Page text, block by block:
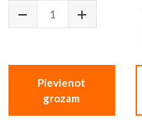
Pievienot
grozam